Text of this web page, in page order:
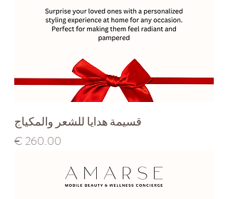
قسيمة هدايا للشعر والمكياج
السعر